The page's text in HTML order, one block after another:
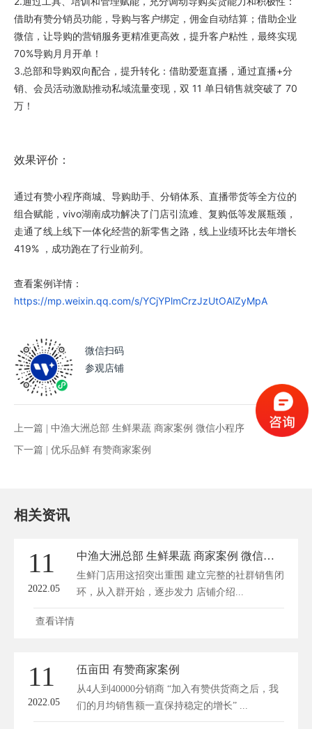
借助有赞分销员功能，导购与客户绑定，佣金自动结算；借助企业
微信，让导购的营销服务更精准更高效，提升客户粘性，最终实现
70%导购月月开单！
3.总部和导购双向配合，提升转化：借助爱逛直播，通过直播+分
销、会员活动激励推动私域流量变现，双 11 单日销售就突破了 70
万！
效果评价：
通过有赞小程序商城、导购助手、分销体系、直播带货等全方位的
组合赋能，vivo湖南成功解决了门店引流难、复购低等发展瓶颈，
走通了线上线下一体化经营的新零售之路，线上业绩环比去年增长
419% ，成功跑在了行业前列。
查看案例详情：
https://mp.weixin.qq.com/s/YCjYPlmCrzJzUtOAlZyMpA
微信扫码
参观店铺
上一篇 | 中渔大洲总部 生鲜果蔬 商家案例 微信小程序
下一篇 | 优乐品鲜 有赞商家案例
相关资讯
11
2022.05
中渔大洲总部 生鲜果蔬 商家案例 微信小程序
生鲜门店用这招突出重围 建立完整的社群销售闭
环，从入群开始，逐步发力 店铺介绍...
查看详情
11
2022.05
伍亩田 有赞商家案例
从4人到40000分销商 “加入有赞供货商之后，我
们的月均销售额一直保持稳定的增长” ...